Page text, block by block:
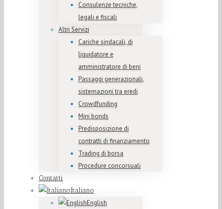
Consulenze tecniche,
legali e fiscali
Altri Servizi
Cariche sindacali, di
liquidatore e
amministratore di beni
Passaggi generazionali,
sistemazioni tra eredi
Crowdfunding
Mini bonds
Predisposizione di
contratti di finanziamento
Trading di borsa
Procedure concorsuali
Contatti
Italiano
English